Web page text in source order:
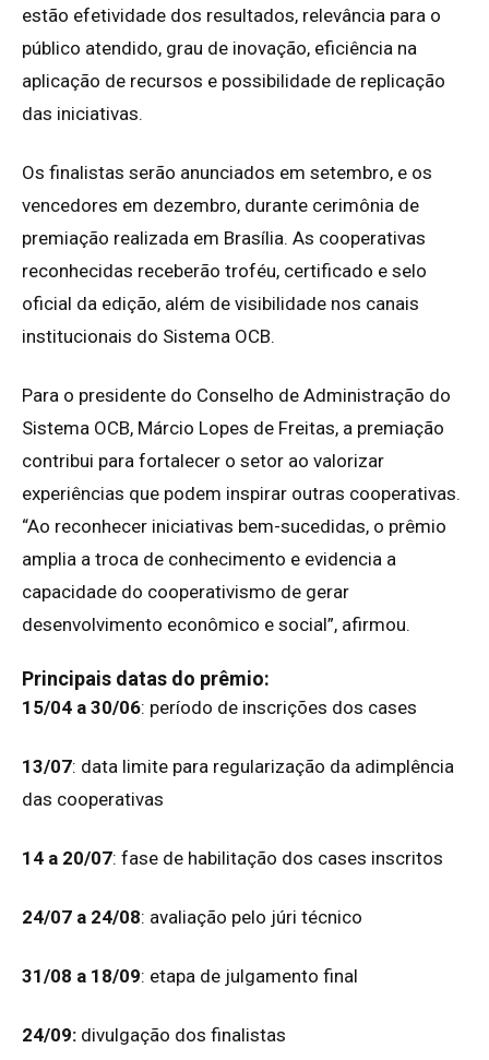
estão efetividade dos resultados, relevância para o
público atendido, grau de inovação, eficiência na
aplicação de recursos e possibilidade de replicação
das iniciativas.
Os finalistas serão anunciados em setembro, e os
vencedores em dezembro, durante cerimônia de
premiação realizada em Brasília. As cooperativas
reconhecidas receberão troféu, certificado e selo
oficial da edição, além de visibilidade nos canais
institucionais do Sistema OCB.
Para o presidente do Conselho de Administração do
Sistema OCB, Márcio Lopes de Freitas, a premiação
contribui para fortalecer o setor ao valorizar
experiências que podem inspirar outras cooperativas.
“Ao reconhecer iniciativas bem-sucedidas, o prêmio
amplia a troca de conhecimento e evidencia a
capacidade do cooperativismo de gerar
desenvolvimento econômico e social”, afirmou.
Principais datas do prêmio:
15/04 a 30/06: período de inscrições dos cases
13/07: data limite para regularização da adimplência
das cooperativas
14 a 20/07: fase de habilitação dos cases inscritos
24/07 a 24/08: avaliação pelo júri técnico
31/08 a 18/09: etapa de julgamento final
24/09: divulgação dos finalistas